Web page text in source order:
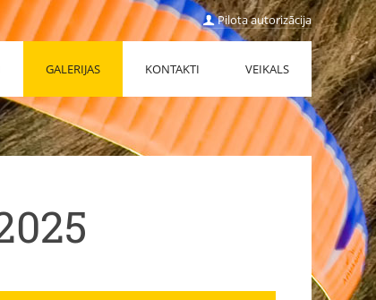
Pilota autorizācija
GALERIJAS KONTAKTI VEIKALS